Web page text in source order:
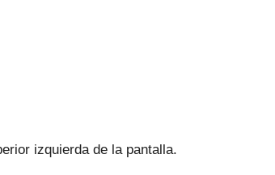
izquierda de la pantalla.